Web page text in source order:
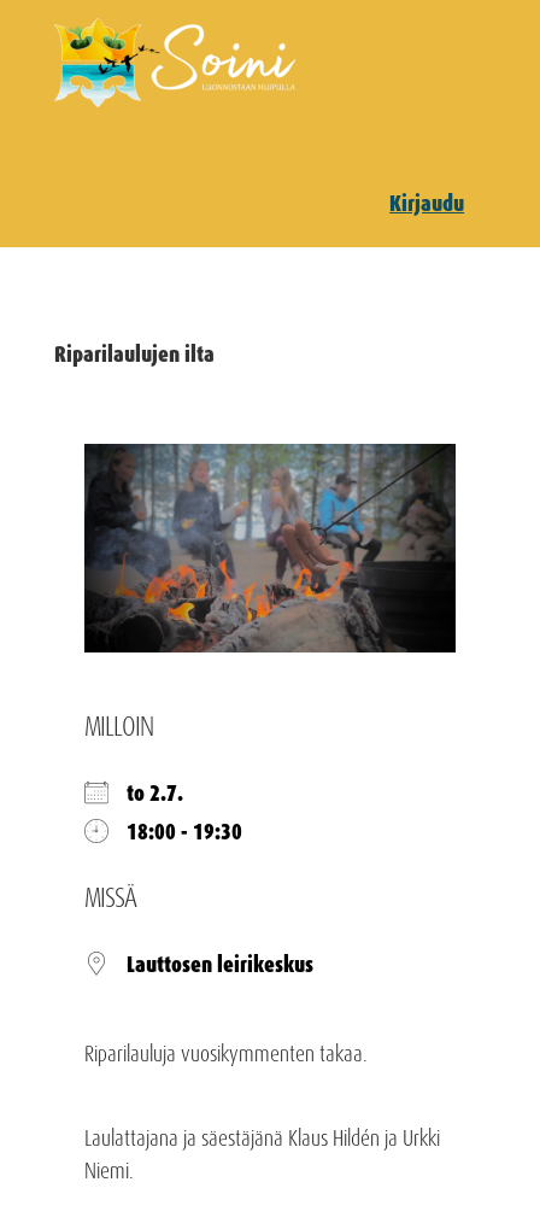
Kirjaudu
Riparilaulujen ilta
MILLOIN
to 2.7.
18:00 - 19:30
MISSÄ
Lauttosen leirikeskus
Riparilauluja vuosikymmenten takaa.
Laulattajana ja säestäjänä Klaus Hildén ja Urkki
Niemi.